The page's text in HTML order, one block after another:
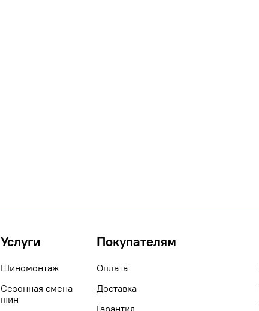
Услуги
Шиномонтаж
Сезонная смена
шин
Покупателям
Оплата
Доставка